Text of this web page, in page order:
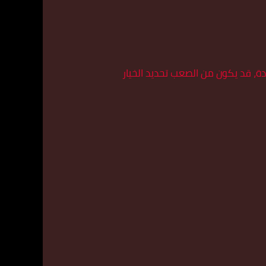
قد يكون من الصعب تحديد الخيار